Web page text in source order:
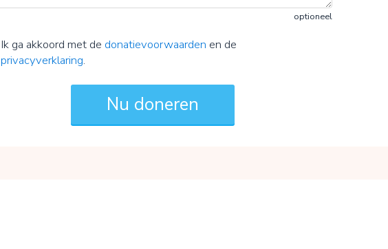
optioneel
Ik ga akkoord met de donatievoorwaarden en de
privacyverklaring.